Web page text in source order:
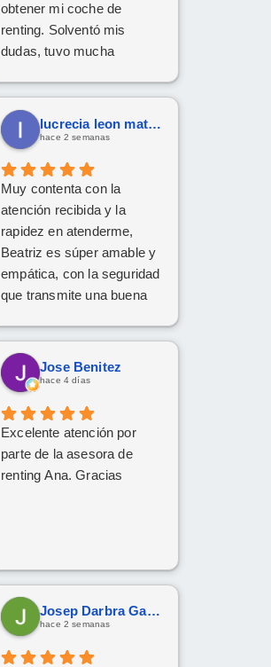
obtener mi coche de
renting. Solventó mis
dudas, tuvo mucha
encantado. Gracias Carlos!
lucrecia leon mateos
hace 2 semanas
Muy contenta con la
atención recibida y la
rapidez en atenderme,
Beatriz es súper amable y
empática, con la seguridad
que transmite una buena
Gracias x todo.
Jose Benitez
hace 4 días
Excelente atención por
parte de la asesora de
renting Ana. Gracias
Josep Darbra Gaset
hace 2 semanas